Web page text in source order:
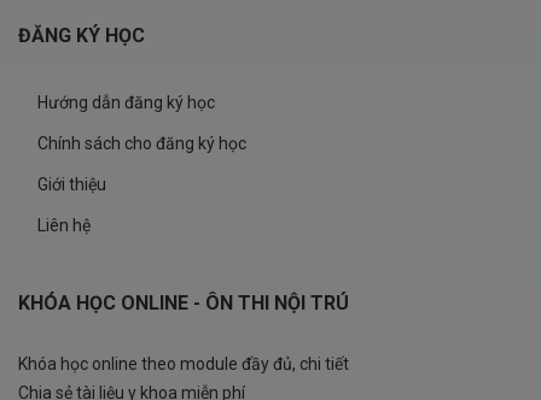
ĐĂNG KÝ HỌC
Hướng dẫn đăng ký học
Chính sách cho đăng ký học
Giới thiệu
Liên hệ
KHÓA HỌC ONLINE - ÔN THI NỘI TRÚ
Khóa học online theo module đầy đủ, chi tiết
Chia sẻ tài liệu y khoa miễn phí